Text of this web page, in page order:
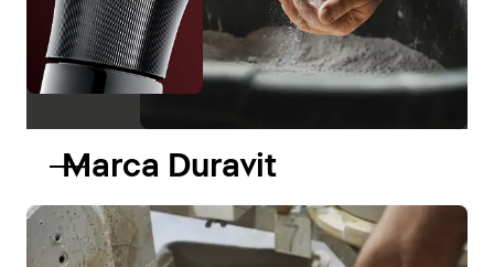
Marca Duravit